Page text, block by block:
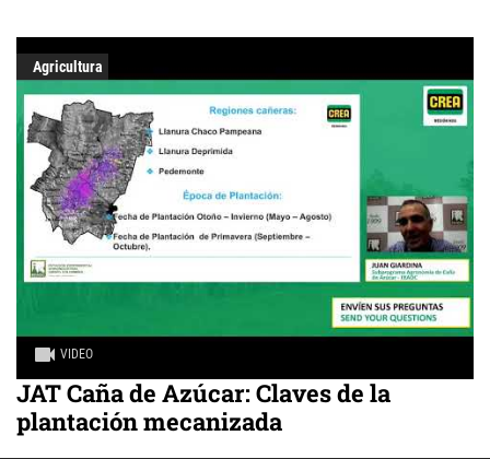
VIDEO
Agricultura
JAT Caña de Azúcar: Claves de la
plantación mecanizada